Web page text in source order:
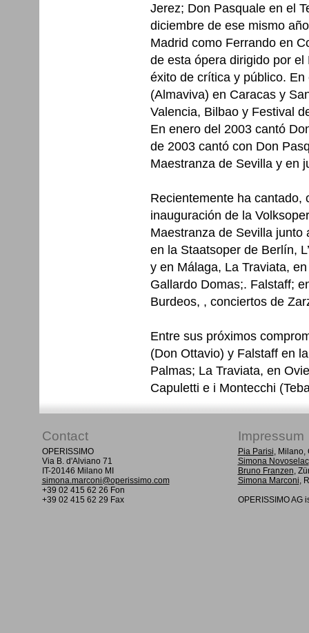
Jerez; Don Pasquale en el
diciembre de ese mismo
Madrid como Ferrando en
de esta ópera dirigido por
éxito de crítica y público.
(Almaviva) en Caracas y
Valencia, Bilbao y Festival
En enero del 2003 cantó
de 2003 cantó con Don
Maestranza de Sevilla y en
Recientemente ha cantado,
inauguración de la
Maestranza de Sevilla
en la Staatsoper de Berlín,
y en Málaga, La Traviata,
Gallardo Domas;. Falstaff;
Burdeos, , conciertos de
Entre sus próximos
(Don Ottavio) y Falstaff en
Palmas; La Traviata, en
Capuletti e i Montecchi
Contact Impressum
OPERISSIMO
Via B. d'Alviano 71
IT-20146 Milano MI
simona.marconi@operissimo.com
+39 02 415 62 26 Fon
+39 02 415 62 29 Fax
Pia Parisi, Milano,
Simona Novoselac
Bruno Franzen,
Simona Marconi,
OPERISSIMO AG